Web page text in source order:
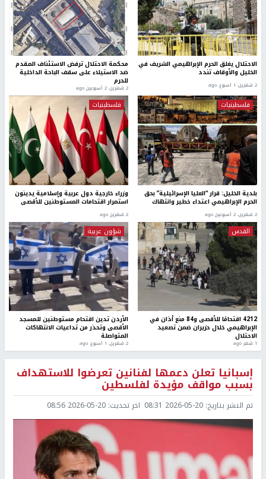
الاحتلال يغلق الحرم الإبراهيمي الشريف في
الخليل والأوقاف تندد
2 شهرين، 1 اسبوع. ago
محكمة الاحتلال ترفض الاستئناف المقدم
ضد الاستيلاء على سقف الباحة الداخلية
للحرم
2 شهرين، 2 أسبوعين ago
فلسطينيات
بلدية الخليل: قرار “العليا الإسرائيلية” بحق
الحرم الإبراهيمي اعتداء خطير وانتهاك
2 شهرين، 2 أسبوعين ago
فلسطينيات
وزراء خارجية دول عربية وإسلامية يدينون
استمرار اقتحامات المستوطنين للأقصى
2 شهرين ago
القدس
4212 اقتحامًا للأقصى و84 منع أذان في
الإبراهيمي خلال حزيران ضمن تصعيد
الاحتلال
1 شهر ago
شؤون عربية
الأردن تدين اقتحام مستوطنين للمسجد
الأقصى وتحذر من تداعيات الانتهاكات
المتواصلة
2 شهرين، 1 اسبوع. ago
إسبانيا تعلن دعمها لفنانين تعرضوا للاستهداف
بسبب مواقف مؤيدة لفلسطين
تم النشر بتاريخ: 2026-05-20 08:31 اخر تحديث: 2026-05-20 08:56